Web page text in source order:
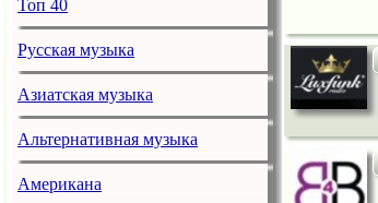
Топ 40
Русская музыка
Азиатская музыка
Альтернативная музыка
Американа